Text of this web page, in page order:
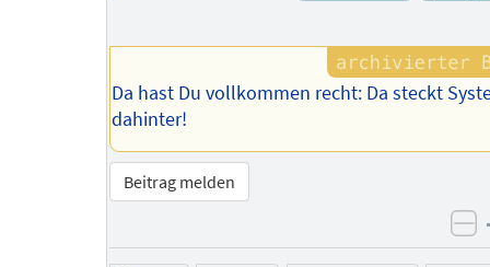
Autors
Da hast Du vollkommen recht: Da steckt
dahinter!
Beitrag melden